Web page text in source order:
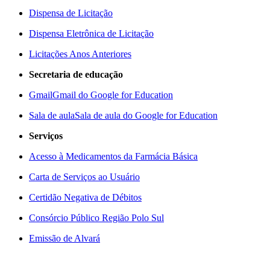
Dispensa de Licitação
Dispensa Eletrônica de Licitação
Licitações Anos Anteriores
Secretaria de educação
GmailGmail do Google for Education
Sala de aulaSala de aula do Google for Education
Serviços
Acesso à Medicamentos da Farmácia Básica
Carta de Serviços ao Usuário
Certidão Negativa de Débitos
Consórcio Público Região Polo Sul
Emissão de Alvará